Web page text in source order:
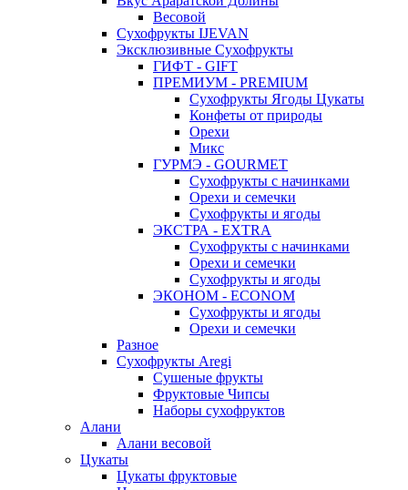
Весовой
Сухофрукты IJEVAN
Эксклюзивные Сухофрукты
ГИФТ - GIFT
ПРЕМИУМ - PREMIUM
Сухофрукты Ягоды Цукаты
Конфеты от природы
Орехи
Микс
ГУРМЭ - GOURMET
Сухофрукты с начинками
Орехи и семечки
Сухофрукты и ягоды
ЭКСТРА - EXTRA
Сухофрукты с начинками
Орехи и семечки
Сухофрукты и ягоды
ЭКОНОМ - ECONOM
Сухофрукты и ягоды
Орехи и семечки
Разное
Сухофрукты Aregi
Сушеные фрукты
Фруктовые Чипсы
Наборы сухофруктов
Алани
Алани весовой
Цукаты
Цукаты фруктовые